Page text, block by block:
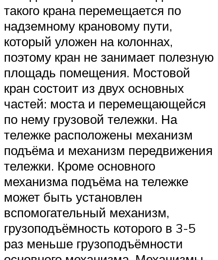
такого крана перемещается по
надземному крановому пути,
который уложен на колоннах,
поэтому кран не занимает полезную
площадь помещения. Мостовой
кран состоит из двух основных
частей: моста и перемещающейся
по нему грузовой тележки. На
тележке расположены механизм
подъёма и механизм передвижения
тележки. Кроме основного
механизма подъёма на тележке
может быть установлен
вспомогательный механизм,
грузоподъёмность которого в 3-5
раз меньше грузоподъёмности